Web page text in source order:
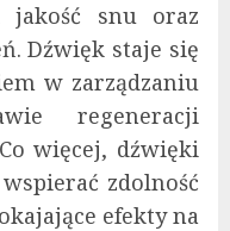
jakość snu oraz
Dźwięk staje się
w zarządzaniu
regeneracji
więcej, dźwięki
zdolność
efekty na